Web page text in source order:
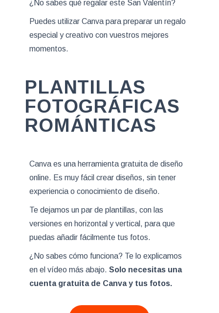
¿No sabes qué regalar este San Valentín?
Puedes utilizar Canva para preparar un regalo
especial y creativo con vuestros mejores
momentos.
PLANTILLAS
FOTOGRÁFICAS
ROMÁNTICAS
Canva es una herramienta gratuita de diseño
online. Es muy fácil crear diseños, sin tener
experiencia o conocimiento de diseño.
Te dejamos un par de plantillas, con las
versiones en horizontal y vertical, para que
puedas añadir fácilmente tus fotos.
¿No sabes cómo funciona? Te lo explicamos
en el vídeo más abajo.Solo necesitas una
cuenta gratuita de Canva y tus fotos.